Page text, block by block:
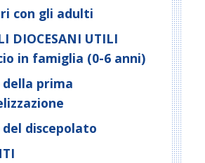
con gli adulti
DIOCESANI UTILI
in famiglia (0-6 anni)
prima
discepolato